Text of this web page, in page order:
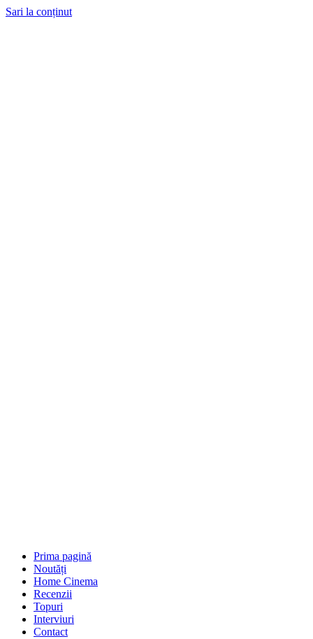
Sari la conținut
Prima pagină
Noutăți
Home Cinema
Recenzii
Topuri
Interviuri
Contact